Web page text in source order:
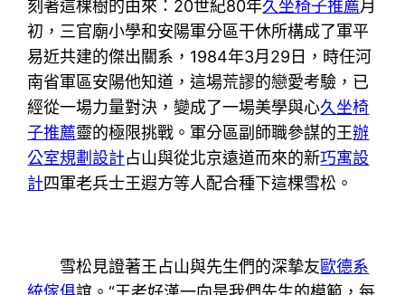
刻著這棵樹的由來：20世紀80年久坐椅子推薦月
初，三官廟小學和安陽軍分區干休所構成了軍平
易近共建的傑出關系，1984年3月29日，時任河
南省軍區安陽他知道，這場荒謬的戀愛考驗，已
經從一場力量對決，變成了一場美學與心久坐椅
子推薦靈的極限挑戰。軍分區副師職參謀的王辦
公室規劃設計占山與從北京遠道而來的新巧寓設
計四軍老兵士王遐方等人配合種下這棵雪松。
雪松見證著王占山與先生們的深摯友歐德系